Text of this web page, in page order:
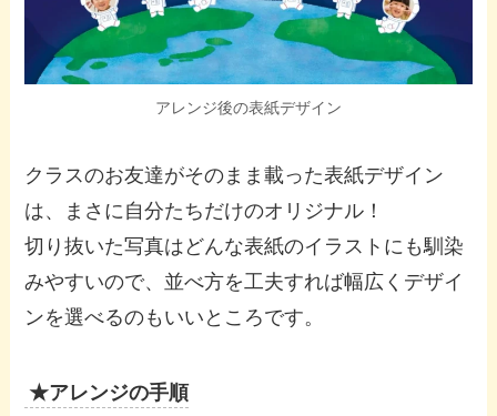
アレンジ後の表紙デザイン
クラスのお友達がそのまま載った表紙デザイン
は、まさに自分たちだけのオリジナル！
切り抜いた写真はどんな表紙のイラストにも馴染
みやすいので、並べ方を工夫すれば幅広くデザイ
ンを選べるのもいいところです。
★アレンジの手順